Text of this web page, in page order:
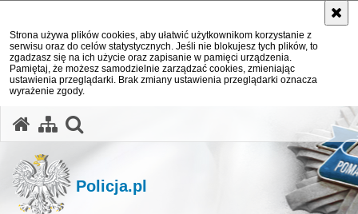
Strona używa plików cookies, aby ułatwić użytkownikom korzystanie z
serwisu oraz do celów statystycznych. Jeśli nie blokujesz tych plików, to
zgadzasz się na ich użycie oraz zapisanie w pamięci urządzenia.
Pamiętaj, że możesz samodzielnie zarządzać cookies, zmieniając
ustawienia przeglądarki. Brak zmiany ustawienia przeglądarki oznacza
wyrażenie zgody.
Policja.pl